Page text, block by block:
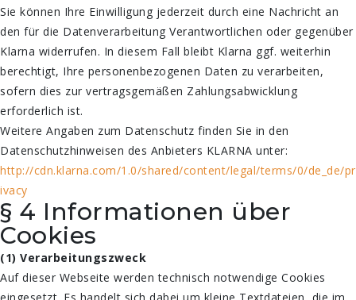
Sie können Ihre Einwilligung jederzeit durch eine Nachricht an
den für die Datenverarbeitung Verantwortlichen oder gegenüber
Klarna widerrufen. In diesem Fall bleibt Klarna ggf. weiterhin
berechtigt, Ihre personenbezogenen Daten zu verarbeiten,
sofern dies zur vertragsgemäßen Zahlungsabwicklung
erforderlich ist.
Weitere Angaben zum Datenschutz finden Sie in den
Datenschutzhinweisen des Anbieters KLARNA unter:
http://cdn.klarna.com/1.0/shared/content/legal/terms/0/de_de/pr
ivacy
§ 4 Informationen über
Cookies
(1) Verarbeitungszweck
Auf dieser Webseite werden technisch notwendige Cookies